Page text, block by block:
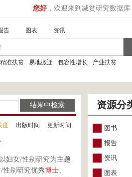
您好 ，欢迎来到减贫研究数据库
告 图表 资讯
精准扶贫 易地搬迁 包容性增长 产业扶贫
度 出版时间 更新时间
妇女/性别研究为主题
性别研究优秀博士、
资源分
图书
报告
资讯
图表